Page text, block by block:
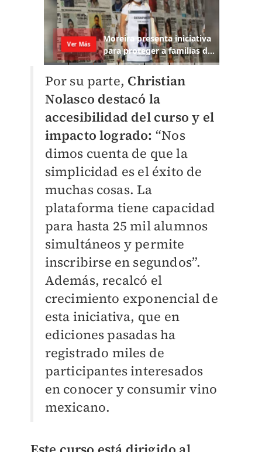
Por su parte, Christian
Nolasco destacó la
accesibilidad del curso y el
impacto logrado: “Nos
dimos cuenta de que la
simplicidad es el éxito de
muchas cosas. La
plataforma tiene capacidad
para hasta 25 mil alumnos
simultáneos y permite
inscribirse en segundos”.
Además, recalcó el
crecimiento exponencial de
esta iniciativa, que en
ediciones pasadas ha
registrado miles de
participantes interesados
en conocer y consumir vino
mexicano.